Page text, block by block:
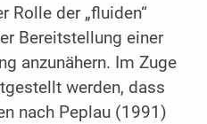
Rolle der „fluiden“
Bereitstellung einer
anzunähern. Im Zuge
werden, dass
nach Peplau (1991)